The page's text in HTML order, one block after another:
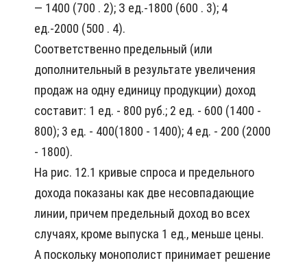
— 1400 (700 . 2); З ед.-1800 (600 . 3); 4
ед.-2000 (500 . 4).
Соответственно предельный (или
дополнительный в результате увеличения
продаж на одну единицу продукции) доход
составит: 1 ед. - 800 руб.; 2 ед. - 600 (1400 -
800); 3 ед. - 400(1800 - 1400); 4 ед. - 200 (2000
- 1800).
На рис. 12.1 кривые спроса и предельного
дохода показаны как две несовпадающие
линии, причем предельный доход во всех
случаях, кроме выпуска 1 ед., меньше цены.
А поскольку монополист принимает решение